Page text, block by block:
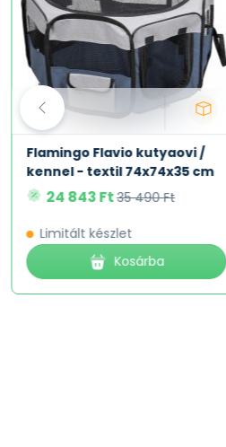
Flamingo Flavio kutyaovi /
kennel - textil 74x74x35 cm
24 843 Ft35 490 Ft
Limitált készlet
Kosárba